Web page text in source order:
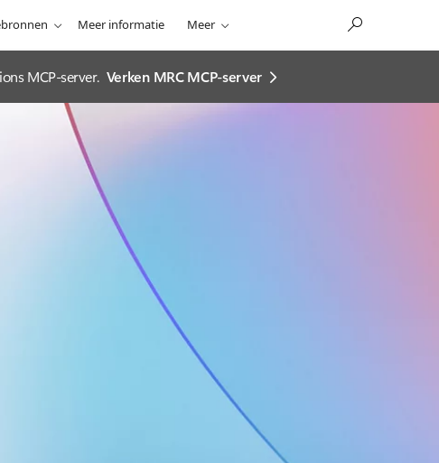
Meer informatie Meer
MCP-server. Verken MRC MCP-server